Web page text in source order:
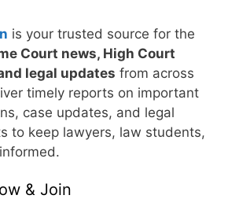
is your trusted source for the
Court news, High Court
legal updates from across
timely reports on important
case updates, and legal
to keep lawyers, law students,
& Join